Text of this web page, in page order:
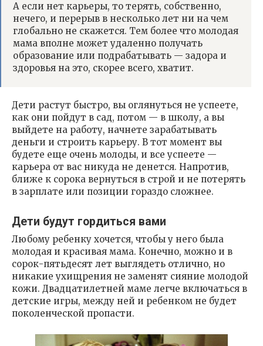
А если нет карьеры, то терять, собственно,
нечего, и перерыв в несколько лет ни на чем
глобально не скажется. Тем более что молодая
мама вполне может удаленно получать
образование или подрабатывать — задора и
здоровья на это, скорее всего, хватит.
Дети растут быстро, вы оглянуться не успеете,
как они пойдут в сад, потом — в школу, а вы
выйдете на работу, начнете зарабатывать
деньги и строить карьеру. В тот момент вы
будете еще очень молоды, и все успеете —
карьера от вас никуда не денется. Напротив,
ближе к сорока вернуться в строй и не потерять
в зарплате или позиции гораздо сложнее.
Дети будут гордиться вами
Любому ребенку хочется, чтобы у него была
молодая и красивая мама. Конечно, можно и в
сорок-пятьдесят лет выглядеть отлично, но
никакие ухищрения не заменят сияние молодой
кожи. Двадцатилетней маме легче включаться в
детские игры, между ней и ребенком не будет
поколенческой пропасти.